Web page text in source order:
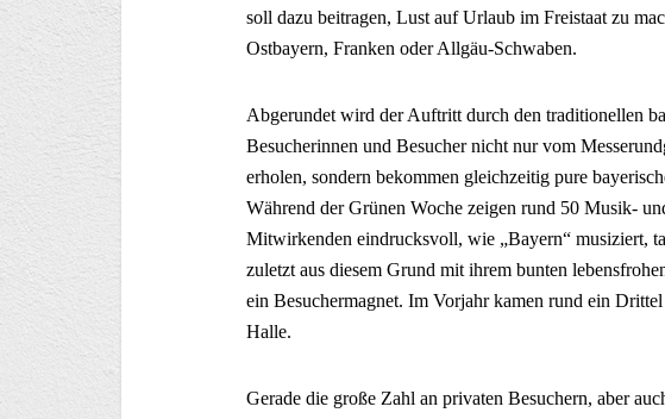
soll dazu beitragen, Lust auf Urlaub im Freistaat zu
Ostbayern, Franken oder Allgäu-Schwaben.
Abgerundet wird der Auftritt durch den traditionellen
Besucherinnen und Besucher nicht nur vom
erholen, sondern bekommen gleichzeitig pure
Während der Grünen Woche zeigen rund 50 Musik-
Mitwirkenden eindrucksvoll, wie „Bayern“ musiziert,
zuletzt aus diesem Grund mit ihrem bunten
ein Besuchermagnet. Im Vorjahr kamen rund ein
Halle.
Gerade die große Zahl an privaten Besuchern, aber